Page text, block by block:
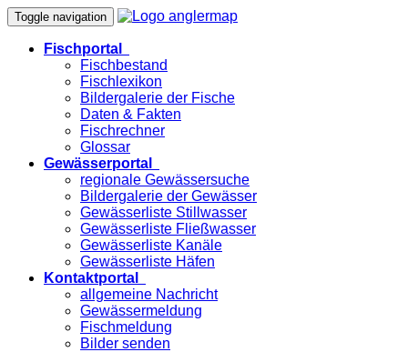
Toggle navigation
Fischportal
Fischbestand
Fischlexikon
Bildergalerie der Fische
Daten & Fakten
Fischrechner
Glossar
Gewässerportal
regionale Gewässersuche
Bildergalerie der Gewässer
Gewässerliste Stillwasser
Gewässerliste Fließwasser
Gewässerliste Kanäle
Gewässerliste Häfen
Kontaktportal
allgemeine Nachricht
Gewässermeldung
Fischmeldung
Bilder senden